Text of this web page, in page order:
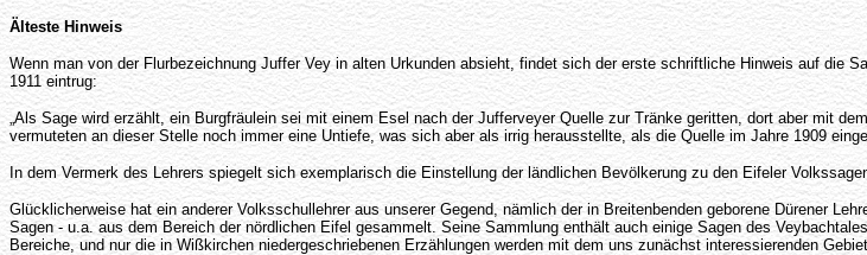
Älteste Hinweis
Wenn man von der Flurbezeichnung Juffer Vey in alten Urkunden absieht, findet sich der erste schriftliche Hinweis auf die
1911 eintrug:
„Als Sage wird erzählt, ein Burgfräulein sei mit einem Esel nach der Jufferveyer Quelle zur Tränke geritten, dort aber mit
vermuteten an dieser Stelle noch immer eine Untiefe, was sich aber als irrig herausstellte, als die Quelle im Jahre 1909
In dem Vermerk des Lehrers spiegelt sich exemplarisch die Einstellung der ländlichen Bevölkerung zu den Eifeler
Glücklicherweise hat ein anderer Volksschullehrer aus unserer Gegend, nämlich der in Breitenbenden geborene Dürener
Sagen - u.a. aus dem Bereich der nördlichen Eifel gesammelt. Seine Sammlung enthält auch einige Sagen des
Bereiche, und nur die in Wißkirchen niedergeschriebenen Erzählungen werden mit dem uns zunächst interessierenden